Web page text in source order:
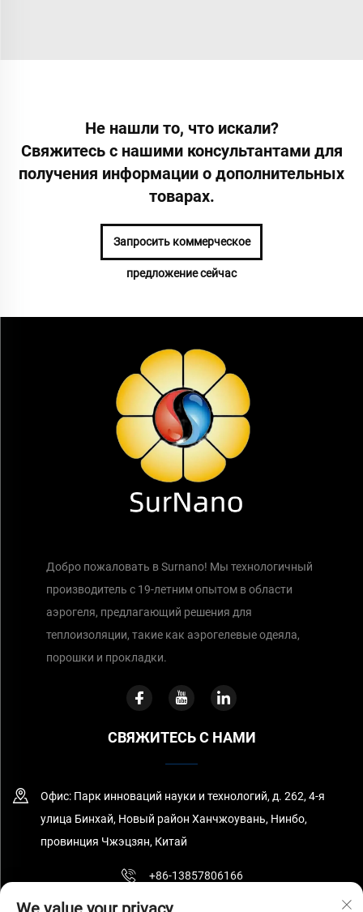
Не нашли то, что искали?
Свяжитесь с нашими консультантами для
получения информации о дополнительных
товарах.
Запросить коммерческое
предложение сейчас
Добро пожаловать в Surnano! Мы технологичный
производитель с 19-летним опытом в области
аэрогеля, предлагающий решения для
теплоизоляции, такие как аэрогелевые одеяла,
порошки и прокладки.
СВЯЖИТЕСЬ С НАМИ
Офис: Парк инноваций науки и технологий, д. 262, 4-я
улица Бинхай, Новый район Ханчжоувань, Нинбо,
провинция Чжэцзян, Китай
+86-13857806166